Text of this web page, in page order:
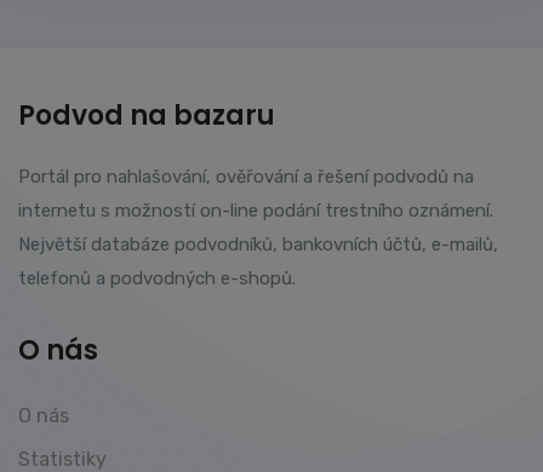
Podvod na bazaru
Portál pro nahlašování, ověřování a řešení podvodů na
internetu s možností on-line podání trestního oznámení.
Největší databáze podvodníků, bankovních účtů, e-mailů,
telefonů a podvodných e-shopů.
O nás
O nás
Statistiky